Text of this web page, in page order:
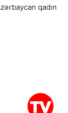
qadın